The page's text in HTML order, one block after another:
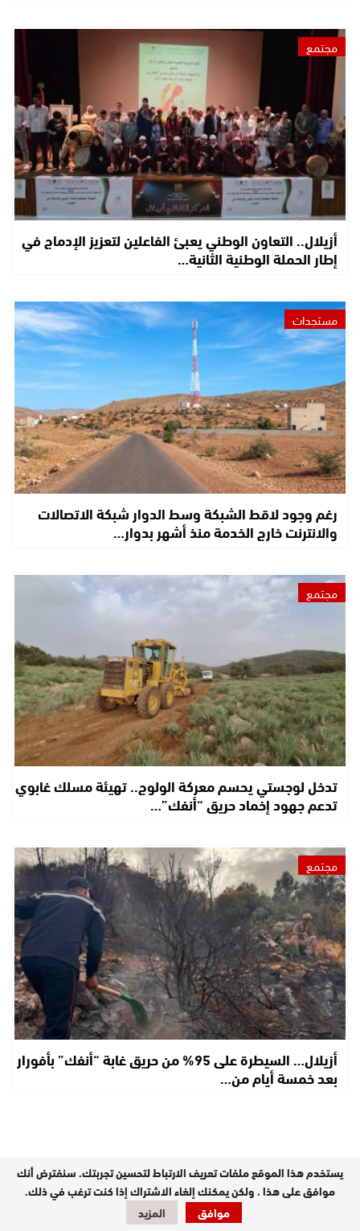
مجتمع
أزيلال.. التعاون الوطني يعبئ الفاعلين لتعزيز الإدماج في
إطار الحملة الوطنية الثانية…
مستجدات
رغم وجود لاقط الشبكة وسط الدوار شبكة الاتصالات
والانترنت خارج الخدمة منذ أشهر بدوار…
مجتمع
تدخل لوجستي يحسم معركة الولوج.. تهيئة مسلك غابوي
تدعم جهود إخماد حريق “أنفك”…
مجتمع
أزيلال… السيطرة على 95% من حريق غابة “أنفك” بأفورار
بعد خمسة أيام من…
يستخدم هذا الموقع ملفات تعريف الارتباط لتحسين تجربتك. سنفترض أنك
موافق على هذا ، ولكن يمكنك إلغاء الاشتراك إذا كنت ترغب في ذلك.
موافق
المزيد